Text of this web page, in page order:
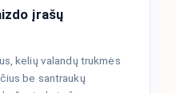
įrašų
kelių valandų trukmės
be santraukų